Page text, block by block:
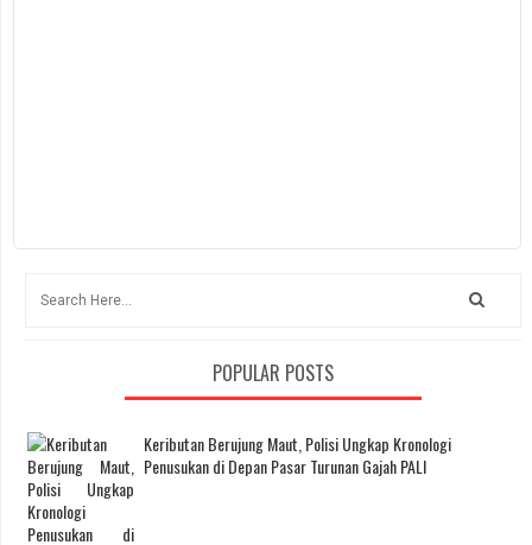
POPULAR POSTS
Keributan Berujung Maut, Polisi Ungkap Kronologi
Penusukan di Depan Pasar Turunan Gajah PALI